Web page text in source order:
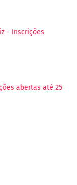
- Inscrições
abertas até 25